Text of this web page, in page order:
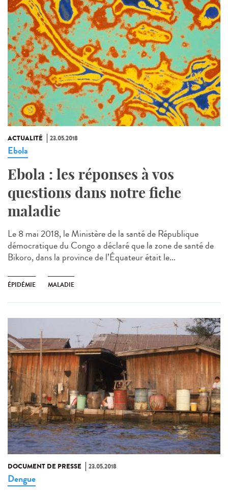
ACTUALITÉ 23.05.2018
Ebola
Ebola : les réponses à vos
questions dans notre fiche
maladie
Le 8 mai 2018, le Ministère de la santé de République
démocratique du Congo a déclaré que la zone de santé de
Bikoro, dans la province de l’Équateur était le...
ÉPIDÉMIE MALADIE
DOCUMENT DE PRESSE 23.05.2018
Dengue